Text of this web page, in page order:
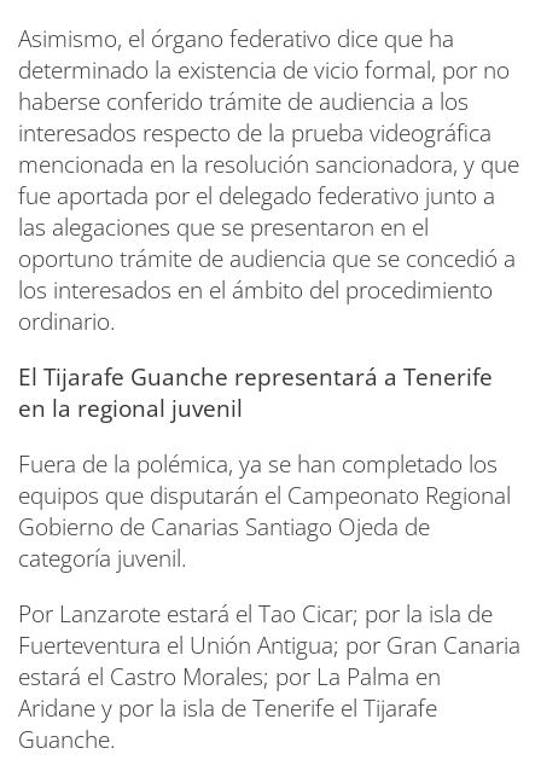
Asimismo, el órgano federativo dice que ha
determinado la existencia de vicio formal, por no
haberse conferido trámite de audiencia a los
interesados respecto de la prueba videográfica
mencionada en la resolución sancionadora, y que
fue aportada por el delegado federativo junto a
las alegaciones que se presentaron en el
oportuno trámite de audiencia que se concedió a
los interesados en el ámbito del procedimiento
ordinario.
El Tijarafe Guanche representará a Tenerife
en la regional juvenil
Fuera de la polémica, ya se han completado los
equipos que disputarán el Campeonato Regional
Gobierno de Canarias Santiago Ojeda de
categoría juvenil.
Por Lanzarote estará el Tao Cicar; por la isla de
Fuerteventura el Unión Antigua; por Gran Canaria
estará el Castro Morales; por La Palma en
Aridane y por la isla de Tenerife el Tijarafe
Guanche.